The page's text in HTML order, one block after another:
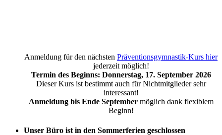
Anmeldung für den nächsten Präventionsgymnastik-Kurs hier
jederzeit möglich!
Termin des Beginns: Donnerstag, 17. September 2026
Dieser Kurs ist bestimmt auch für Nichtmitglieder sehr
interessant!
Anmeldung bis Ende September möglich dank flexiblem
Beginn!
Unser Büro ist in den Sommerferien geschlossen